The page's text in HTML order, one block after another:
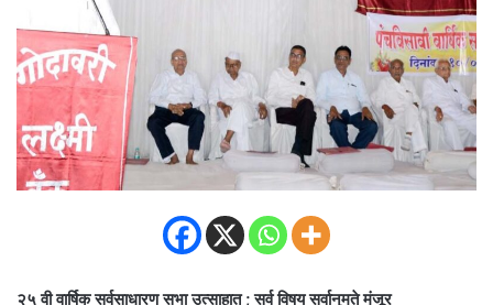
२५ वी वार्षिक सर्वसाधारण सभा उत्साहात ; सर्व विषय सर्वानुमते मंजूर